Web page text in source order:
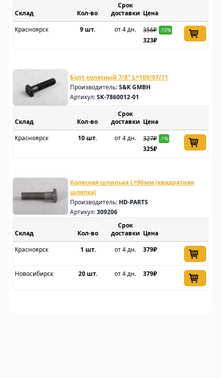
Склад
Срок
доставки Цена
Красноярск
9 шт. от 4 дн. 356₽ -10%
323₽
Болт колесный 7/8" L=109/97/71
Производитель:S&K GMBH
Артикул:SK-7860012-01
Склад
Срок
доставки Цена
Красноярск
10 шт. от 4 дн. 327₽ -1%
325₽
Колесная шпилька L=96мм (квадратная
шляпка)
Производитель: HD-PARTS
Артикул:309206
Склад
Срок
доставки Цена
Красноярск
1 шт. от 4 дн. 379₽
Новосибирск 20 шт. от 4 дн. 379₽